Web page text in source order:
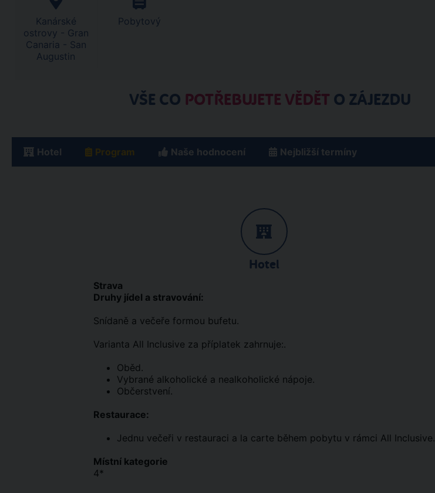
Kanárské
ostrovy - Gran
Canaria - San
Augustin
Pobytový
VŠE CO POTŘEBUJETE VĚDĚT O ZÁJEZDU
Hotel Program Naše hodnocení Nejbližší termíny
Hotel
Strava
Druhy jídel a stravování:
Snídaně a večeře formou bufetu.
Varianta All Inclusive za příplatek zahrnuje:.
Oběd.
Vybrané alkoholické a nealkoholické nápoje.
Občerstvení.
Restaurace:
Jednu večeři v restauraci a la carte během pobytu v rámci All Inclusive.
Místní kategorie
4*